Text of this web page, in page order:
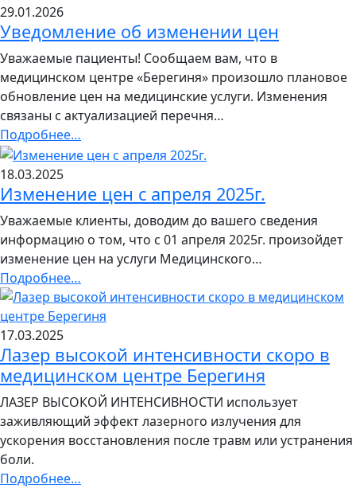
29.01.2026
Уведомление об изменении цен
Уважаемые пациенты! Сообщаем вам, что в
медицинском центре «Берегиня» произошло плановое
обновление цен на медицинские услуги. Изменения
связаны с актуализацией перечня…
Подробнее…
18.03.2025
Изменение цен с апреля 2025г.
Уважаемые клиенты, доводим до вашего сведения
информацию о том, что с 01 апреля 2025г. произойдет
изменение цен на услуги Медицинского…
Подробнее…
17.03.2025
Лазер высокой интенсивности скоро в
медицинском центре Берегиня
ЛАЗЕР ВЫСОКОЙ ИНТЕНСИВНОСТИ использует
заживляющий эффект лазерного излучения для
ускорения восстановления после травм или устранения
боли.
Подробнее…